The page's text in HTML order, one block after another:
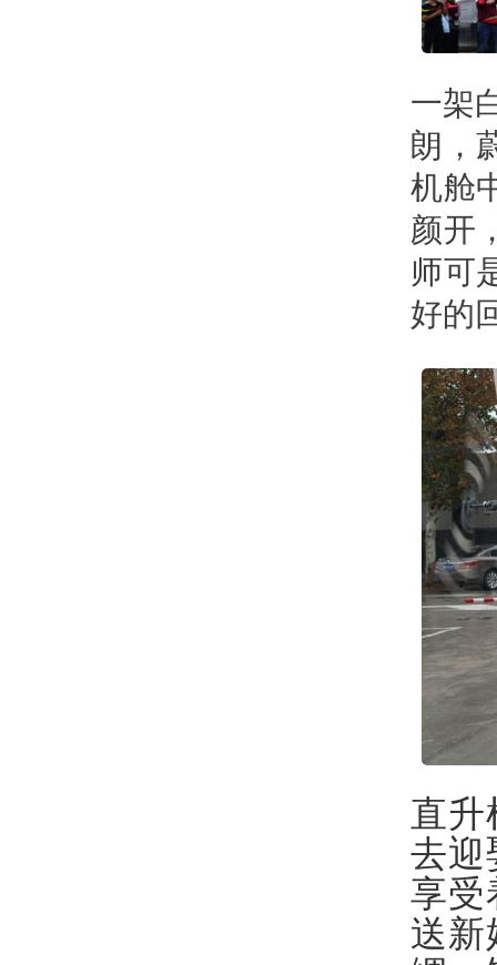
一架
朗，
机舱
颜开
师可
好的
直升
去迎
享受
送新